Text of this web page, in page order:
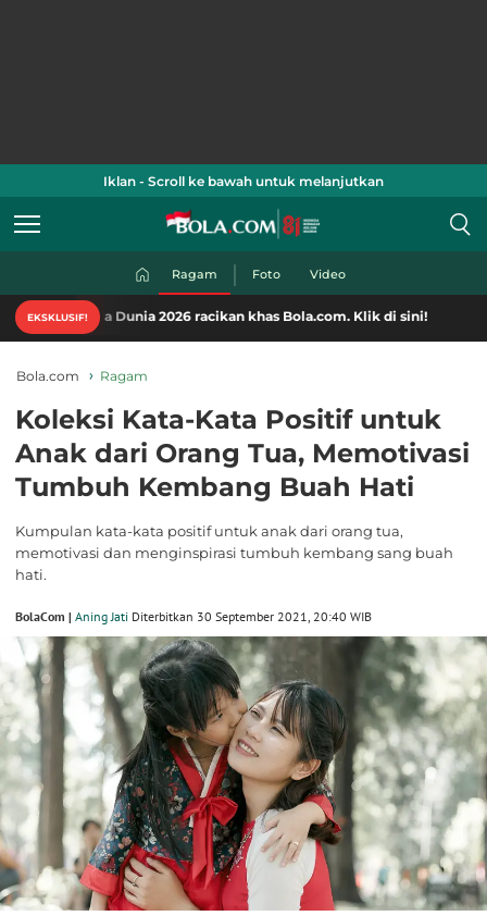
Iklan - Scroll ke bawah untuk melanjutkan
Ragam Foto Video
EKSKLUSIF!
2026 racikan khas Bola.com. Klik di sini!
Bola.com Ragam
Koleksi Kata-Kata Positif untuk
Anak dari Orang Tua, Memotivasi
Tumbuh Kembang Buah Hati
Kumpulan kata-kata positif untuk anak dari orang tua,
memotivasi dan menginspirasi tumbuh kembang sang buah
hati.
BolaCom | Aning Jati Diterbitkan 30 September 2021, 20:40 WIB